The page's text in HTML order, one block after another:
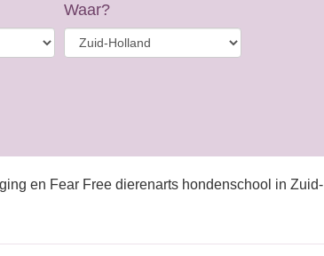
Waar?
en Fear Free dierenarts hondenschool in Zuid-